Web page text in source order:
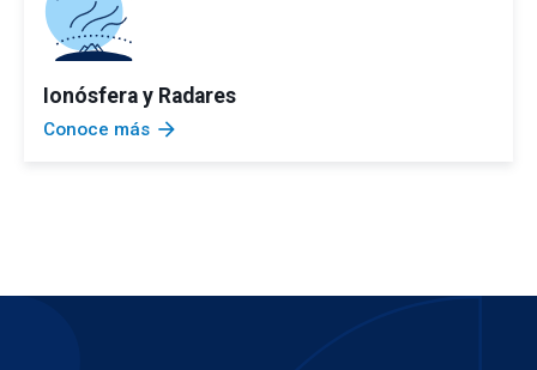
Ionósfera y Radares
Conoce más arrow_forward